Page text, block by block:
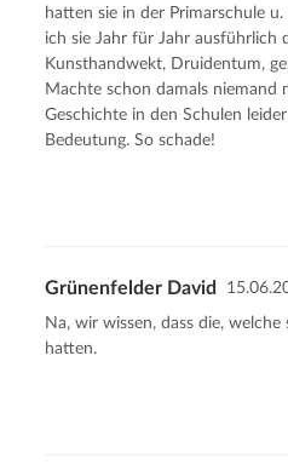
hatten sie in der Primarschule
ich sie Jahr für Jahr ausführlich
Kunsthandwekt, Druidentum,
Machte schon damals niemand
Geschichte in den Schulen
Bedeutung. So schade!
Grünenfelder David
Na, wir wissen, dass die,
hatten.